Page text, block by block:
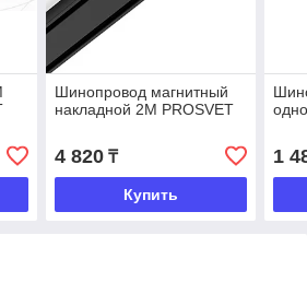
Шинопровод магнитный
накладной 2M PROSVET
4 820₸
Купить
1